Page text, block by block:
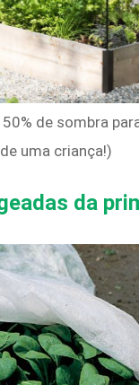
de sombra
uma criança!)
da